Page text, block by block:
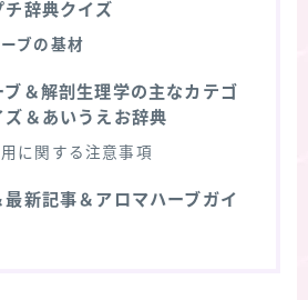
チ辞典クイズ
ブの基材
ブ＆解剖生理学の主なカテゴ
ズ＆あいうえお辞典
に関する注意事項
最新記事＆アロマハーブガイ